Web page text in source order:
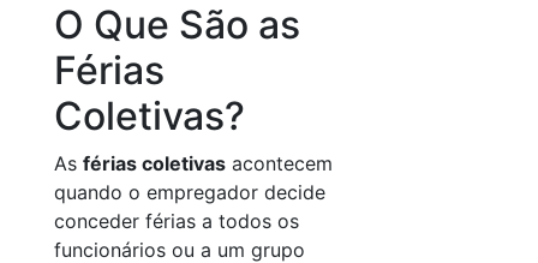
O Que São as
Férias
Coletivas?
As férias coletivas acontecem
quando o empregador decide
conceder férias a todos os
funcionários ou a um grupo